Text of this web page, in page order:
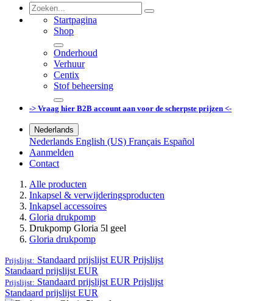
Startpagina
Shop
Onderhoud
Verhuur
Centix
Stof beheersing
-> Vraag hier B2B account aan voor de scherpste prijzen <-
Nederlands
Nederlands English (US) Français Español
Aanmelden
Contact
Alle producten
Inkapsel & verwijderingsproducten
Inkapsel accessoires
Gloria drukpomp
Drukpomp Gloria 5l geel
Gloria drukpomp
Prijslijst: Standaard prijslijst EUR Prijslijst
Standaard prijslijst EUR
Prijslijst: Standaard prijslijst EUR Prijslijst
Standaard prijslijst EUR